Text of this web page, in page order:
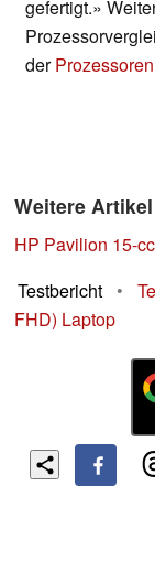
gefertigt.»
der
Weitere
HP Pavilion 15-
Testbericht
•
FHD) Laptop